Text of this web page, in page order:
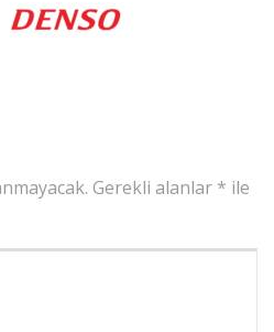
Gerekli alanlar * ile